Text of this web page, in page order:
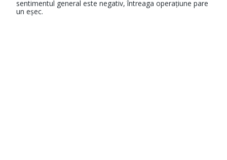
sentimentul general este negativ, întreaga operațiune pare
un eșec.